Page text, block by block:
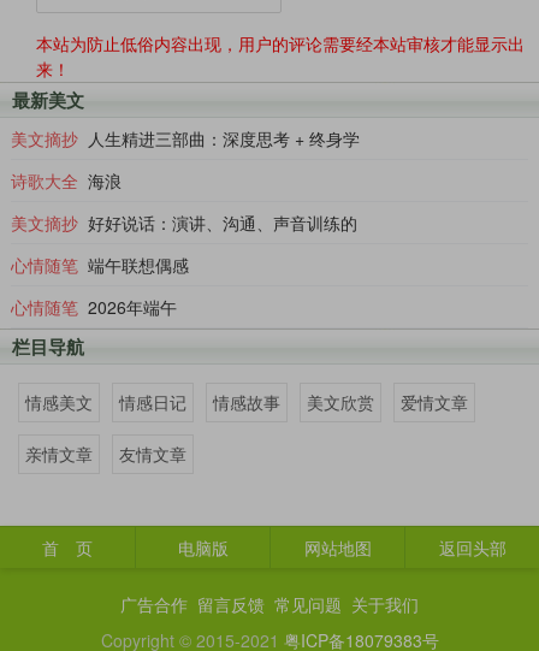
本站为防止低俗内容出现，用户的评论需要经本站审核才能显示出
来！
最新美文
美文摘抄 人生精进三部曲：深度思考 + 终身学
诗歌大全 海浪
美文摘抄 好好说话：演讲、沟通、声音训练的
心情随笔 端午联想偶感
心情随笔 2026年端午
栏目导航
情感美文 情感日记 情感故事 美文欣赏 爱情文章
亲情文章 友情文章
首 页 电脑版 网站地图 返回头部
广告合作 留言反馈 常见问题 关于我们
Copyright © 2015-2021 粤ICP备18079383号